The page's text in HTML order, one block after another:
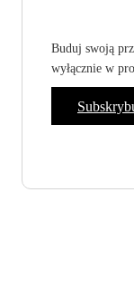
Buduj swoją
wyłącznie w